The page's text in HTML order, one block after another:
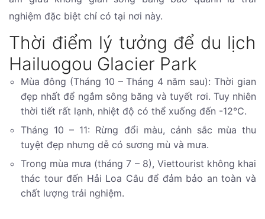
nghiệm đặc biệt chỉ có tại nơi này.
Thời điểm lý tưởng để du lịch
Hailuogou Glacier Park
Mùa đông (Tháng 10 – Tháng 4 năm sau): Thời gian
đẹp nhất để ngắm sông băng và tuyết rơi. Tuy nhiên
thời tiết rất lạnh, nhiệt độ có thể xuống đến -12°C.
Tháng 10 – 11: Rừng đổi màu, cảnh sắc mùa thu
tuyệt đẹp nhưng dễ có sương mù và mưa.
Trong mùa mưa (tháng 7 – 8), Viettourist không khai
thác tour đến Hải Loa Câu để đảm bảo an toàn và
chất lượng trải nghiệm.